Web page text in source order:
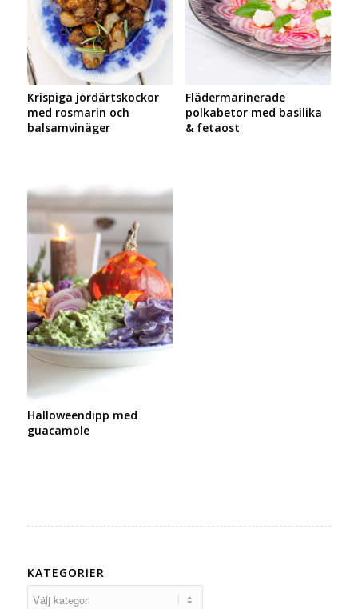
Krispiga jordärtskockor
med rosmarin och
balsamvinäger
Flädermarinerade
polkabetor med basilika
& fetaost
Halloweendipp med
guacamole
KATEGORIER